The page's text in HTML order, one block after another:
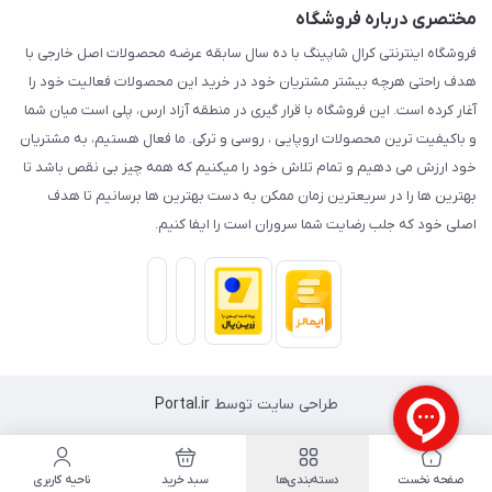
مختصری درباره فروشگاه
فروشگاه اینترنتی کرال شاپینگ با ده سال سابقه عرضه محصولات اصل خارجی با
هدف راحتی هرچه بیشتر مشتریان خود در خرید این محصولات فعالیت خود را
آغار کرده است. این فروشگاه با قرار گیری در منطقه آزاد ارس، پلی است میان شما
و باکیفیت ترین محصولات اروپایی ، روسی و ترکی. ما فعال هستیم، به مشتریان
خود ارزش می دهیم و تمام تلاش خود را میکنیم که همه چیز بی نقص باشد تا
بهترین ها را در سریعترین زمان ممکن به دست بهترین ها برسانیم تا هدف
اصلی خود که جلب رضایت شما سروران است را ایفا کنیم.
طراحی سایت توسطPortal.ir
صفحه نخست دسته‌بندی‌ها سبد خرید ناحیه کاربری